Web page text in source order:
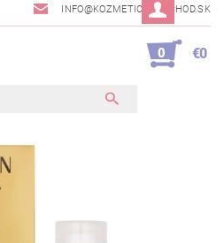
INFO@KOZMETICKYOBCHOD.SK
0 €0